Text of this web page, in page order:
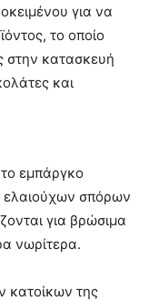
για να
το οποίο
στην κατασκευή
και
εμπάργκο
ελαιούχων σπόρων
για βρώσιμα
νωρίτερα.
κατοίκων της